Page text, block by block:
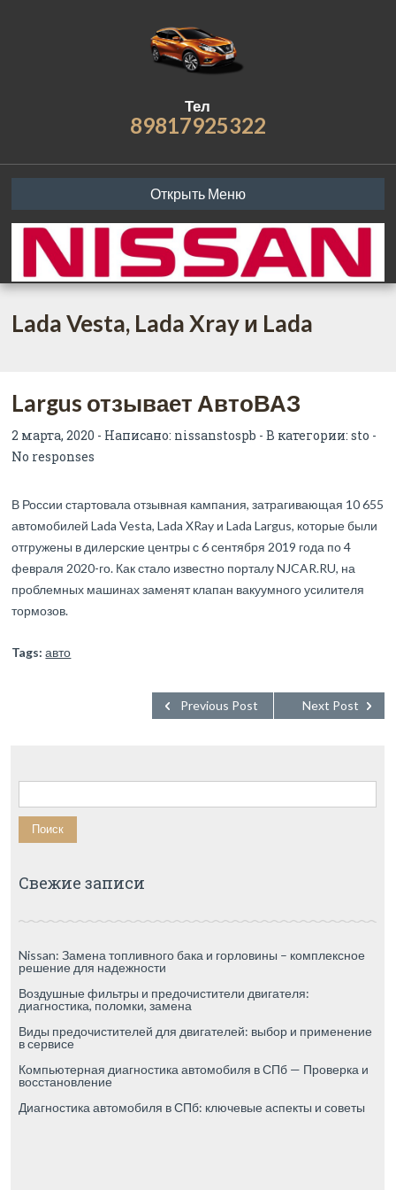
Тел
89817925322
Открыть Меню
Lada Vesta, Lada Xray и Lada
Largus отзывает АвтоВАЗ
2 марта, 2020 - Написано: nissanstospb - В категории:sto -
No responses
В России стартовала отзывная кампания, затрагивающая 10 655
автомобилей Lada Vesta, Lada XRay и Lada Largus, которые были
отгружены в дилерские центры с 6 сентября 2019 года по 4
февраля 2020-го. Как стало известно порталу NJCAR.RU, на
проблемных машинах заменят клапан вакуумного усилителя
тормозов.
Tags: авто
Next Post
Previous Post
Найти:
Свежие записи
Nissan: Замена топливного бака и горловины – комплексное
решение для надежности
Воздушные фильтры и предочистители двигателя:
диагностика, поломки, замена
Виды предочистителей для двигателей: выбор и применение
в сервисе
Компьютерная диагностика автомобиля в СПб — Проверка и
восстановление
Диагностика автомобиля в СПб: ключевые аспекты и советы